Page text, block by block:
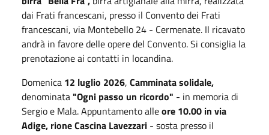
dai Frati francescani, presso il Convento dei Frati
francescani, via Montebello 24 - Cermenate. Il ricavato
andrà in favore delle opere del Convento. Si consiglia la
prenotazione ai contatti in locandina.
Domenica 12 luglio 2026, Camminata solidale,
denominata"Ogni passo un ricordo" - in memoria di
Sergio e Mala.Appuntamento alleore 10.00 in via
Adige, rione Cascina Lavezzari - sosta presso il